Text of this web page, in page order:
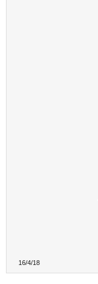
16/4/18